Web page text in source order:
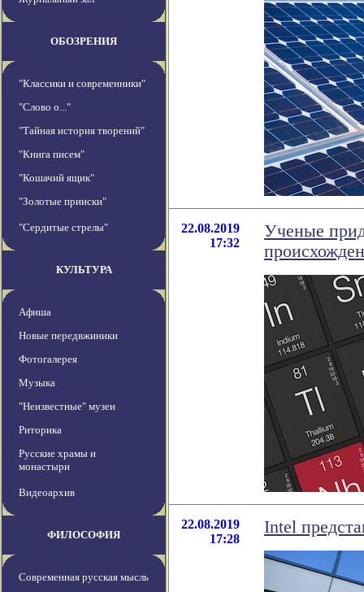
ОБОЗРЕНИЯ
"Классики и современники"
"Слово о..."
"Тайная история творений"
"Книга писем"
"Кошачий ящик"
"Золотые прииски"
"Сердитые стрелы"
КУЛЬТУРА
Афиша
Новые передвжиники
Фотогалерея
Музыка
"Неизвестные" музеи
Риторика
Русские храмы и
монастыри
Видеоархив
ФИЛОСОФИЯ
Современная русская мысль
22.08.2019
17:32
Ученые
22.08.2019
17:28
Intel